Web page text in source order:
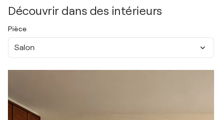
Découvrir dans des intérieurs
Pièce
Salon